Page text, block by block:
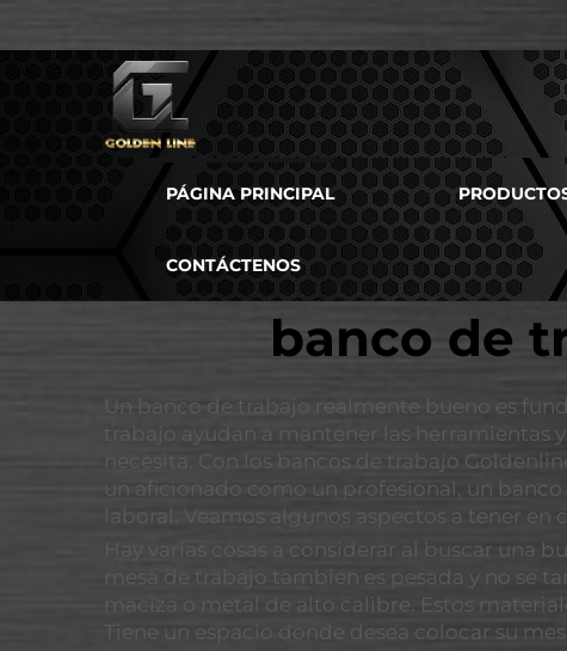
PÁGINA PRINCIPAL
CONTÁCTENOS
banco de
Un banco de trabajo realmente bueno es
trabajo ayudan a mantener las
necesita. Con los bancos de trabajo
un aficionado como un profesional, un
laboral. Veamos algunos aspectos a tener
Hay varias cosas a considerar al buscar una
mesa de trabajo también es pesada y no se
maciza o metal de alto calibre. Estos
Tiene un espacio donde desea colocar su